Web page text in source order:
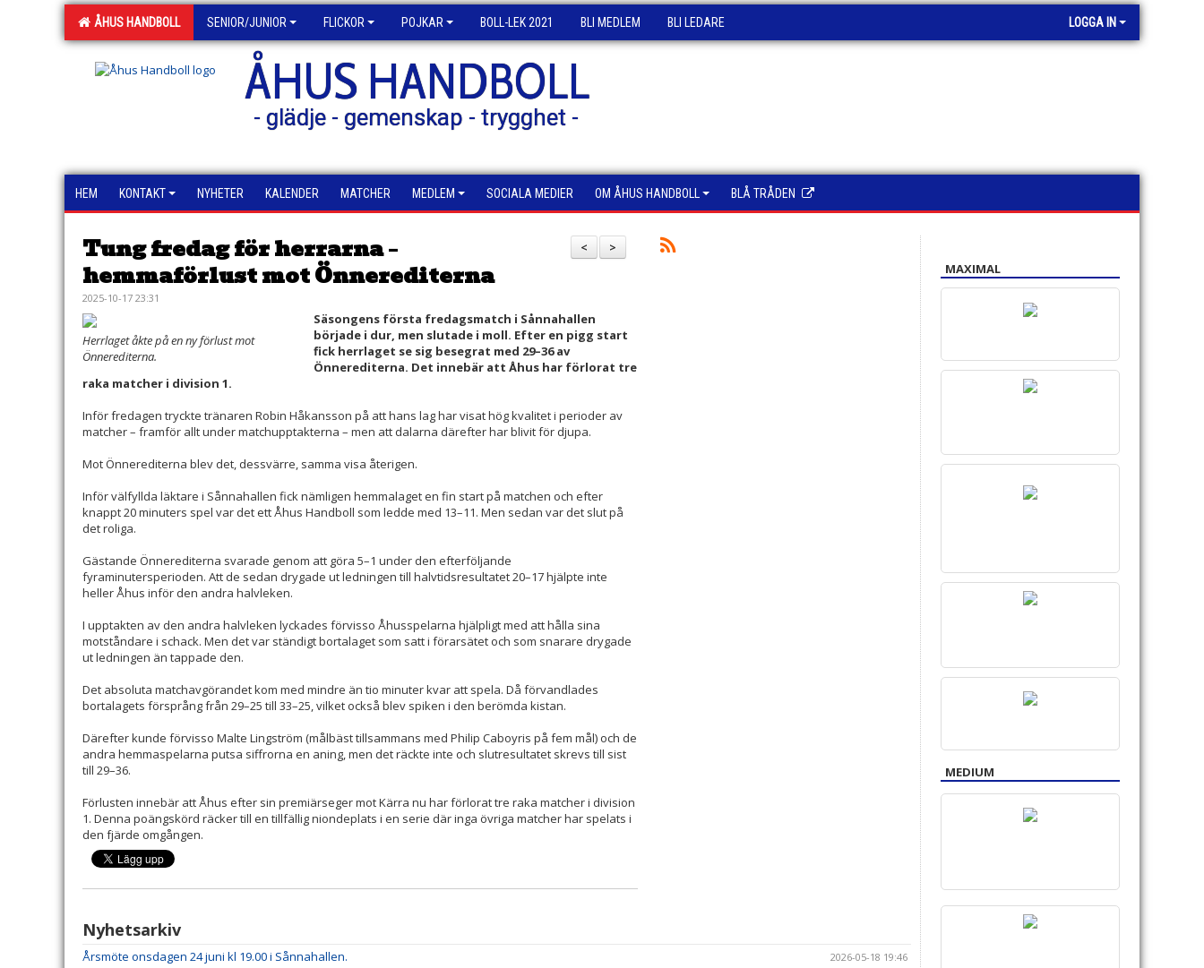
ÅHUS HANDBOLL SENIOR/JUNIOR FLICKOR POJKAR BOLL-LEK 2021 BLI MEDLEM BLI LEDARE LOGGA IN
ÅHUS HANDBOLL
- glädje - gemenskap - trygghet -
HEM KONTAKT NYHETER KALENDER MATCHER MEDLEM SOCIALA MEDIER OM ÅHUS HANDBOLL BLÅ TRÅDEN
>
<
Tung fredag för herrarna –
hemmaförlust mot Önnerediterna
2025-10-17 23:31
Herrlaget åkte på en ny förlust mot
Önnerediterna.
Säsongens första fredagsmatch i Sånnahallen
började i dur, men slutade i moll. Efter en pigg start
fick herrlaget se sig besegrat med 29–36 av
Önnerediterna. Det innebär att Åhus har förlorat tre
raka matcher i division 1.
Inför fredagen tryckte tränaren Robin Håkansson på att hans lag har visat hög kvalitet i perioder av
matcher – framför allt under matchupptakterna – men att dalarna därefter har blivit för djupa.
Mot Önnerediterna blev det, dessvärre, samma visa återigen.
Inför välfyllda läktare i Sånnahallen fick nämligen hemmalaget en fin start på matchen och efter
knappt 20 minuters spel var det ett Åhus Handboll som ledde med 13–11. Men sedan var det slut på
det roliga.
Gästande Önnerediterna svarade genom att göra 5–1 under den efterföljande
fyraminutersperioden. Att de sedan drygade ut ledningen till halvtidsresultatet 20–17 hjälpte inte
heller Åhus inför den andra halvleken.
I upptakten av den andra halvleken lyckades förvisso Åhusspelarna hjälpligt med att hålla sina
motståndare i schack. Men det var ständigt bortalaget som satt i förarsätet och som snarare drygade
ut ledningen än tappade den.
Det absoluta matchavgörandet kom med mindre än tio minuter kvar att spela. Då förvandlades
bortalagets försprång från 29–25 till 33–25, vilket också blev spiken i den berömda kistan.
Därefter kunde förvisso Malte Lingström (målbäst tillsammans med Philip Caboyris på fem mål) och de
andra hemmaspelarna putsa siffrorna en aning, men det räckte inte och slutresultatet skrevs till sist
till 29–36.
Förlusten innebär att Åhus efter sin premiärseger mot Kärra nu har förlorat tre raka matcher i division
1. Denna poängskörd räcker till en tillfällig niondeplats i en serie där inga övriga matcher har spelats i
den fjärde omgången.
Nyhetsarkiv
Årsmöte onsdagen 24 juni kl 19.00 i Sånnahallen. 2026-05-18 19:46
MAXIMAL
MEDIUM